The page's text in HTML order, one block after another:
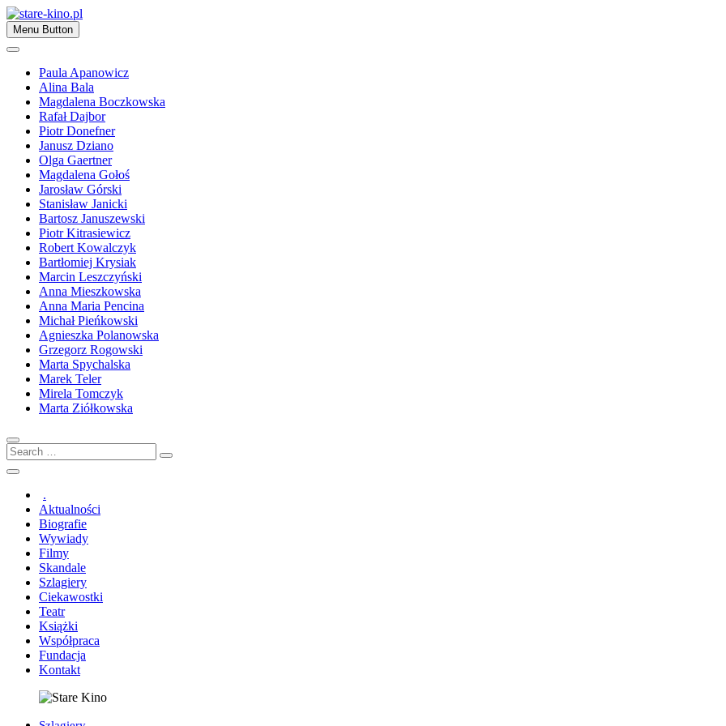
Skip
to
content
stare-kino.pl
Zapraszamy
Menu Button
Paula Apanowicz
Alina Bala
Magdalena Boczkowska
Rafał Dajbor
Piotr Donefner
Janusz Dziano
Olga Gaertner
Magdalena Gołoś
Jarosław Górski
Stanisław Janicki
Bartosz Januszewski
Piotr Kitrasiewicz
Robert Kowalczyk
Bartłomiej Krysiak
Marcin Leszczyński
Anna Mieszkowska
Anna Maria Pencina
Michał Pieńkowski
Agnieszka Polanowska
Grzegorz Rogowski
Marta Spychalska
Marek Teler
Mirela Tomczyk
Marta Ziółkowska
Search
…
.
Aktualności
Biografie
Wywiady
Filmy
Skandale
Szlagiery
Ciekawostki
Teatr
Książki
Współpraca
Fundacja
Kontakt